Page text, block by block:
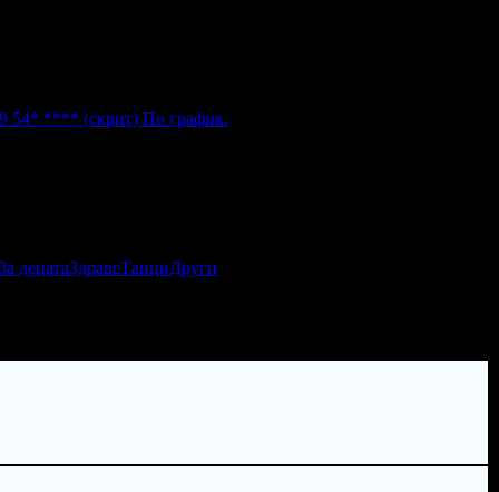
54* **** (скрит) По график.
децатаЗдравеТанциДруги